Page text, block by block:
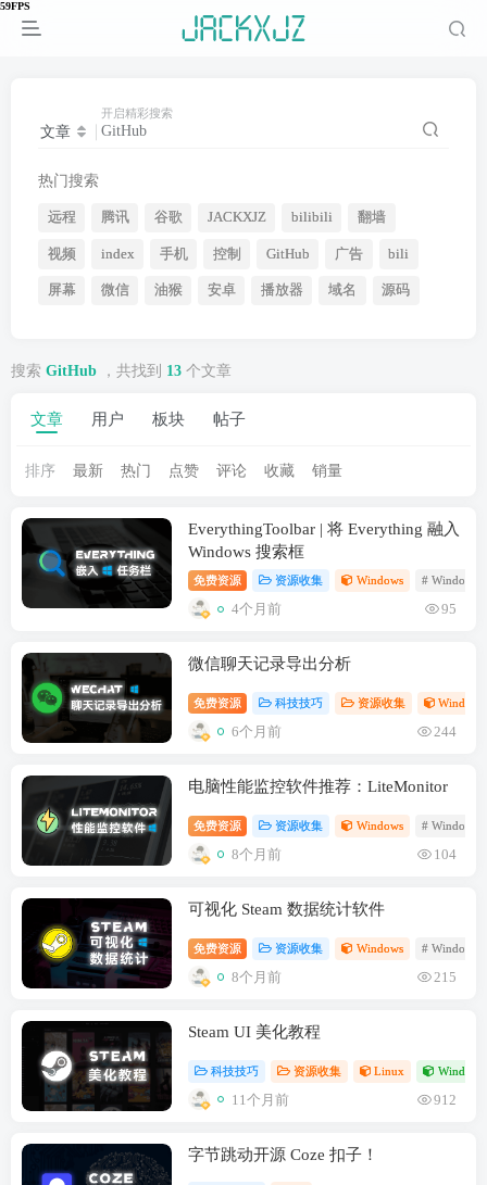
文章
开启精彩搜索
热门搜索
远程 腾讯 谷歌 JACKXJZ bilibili 翻墙
视频 index 手机 控制 GitHub 广告 bili
屏幕 微信 油猴 安卓 播放器 域名 源码
搜索 GitHub ，共找到 13 个文章
文章 用户 板块 帖子
排序 最新 热门 点赞 评论 收藏 销量
EverythingToolbar | 将 Everything 融入
Windows 搜索框
免费资源 资源收集 Windows # Windows
4个月前 95
微信聊天记录导出分析
免费资源 科技技巧 资源收集 Windows
6个月前 244
电脑性能监控软件推荐：LiteMonitor
免费资源 资源收集 Windows # Windows
8个月前 104
可视化 Steam 数据统计软件
免费资源 资源收集 Windows # Windows
8个月前 215
Steam UI 美化教程
科技技巧 资源收集 Linux Windows
11个月前 912
字节跳动开源 Coze 扣子！